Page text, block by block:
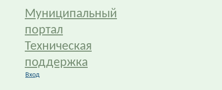
Муниципальный
портал
Техническая
поддержка
Вход